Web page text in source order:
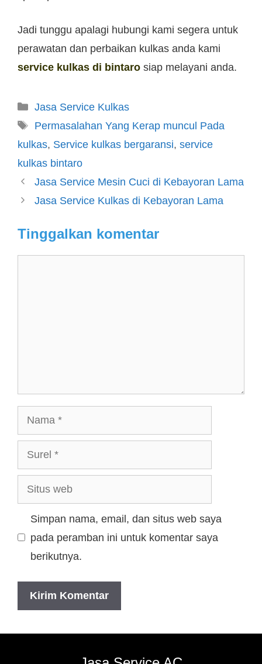
Jadi tunggu apalagi hubungi kami segera untuk
perawatan dan perbaikan kulkas anda kami
service kulkas di bintaro siap melayani anda.
Jasa Service Kulkas
Permasalahan Yang Kerap muncul Pada
kulkas, Service kulkas bergaransi, service
kulkas bintaro
Jasa Service Mesin Cuci di Kebayoran Lama
Jasa Service Kulkas di Kebayoran Lama
Tinggalkan komentar
Simpan nama, email, dan situs web saya
pada peramban ini untuk komentar saya
berikutnya.